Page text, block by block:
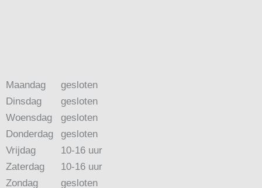
Maandag
Dinsdag
Woensdag
Donderdag
Vrijdag
Zaterdag
Zondag
gesloten
gesloten
gesloten
gesloten
10-16 uur
10-16 uur
gesloten